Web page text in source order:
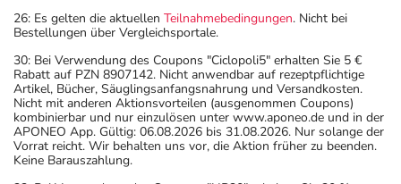
26: Es gelten die aktuellen Teilnahmebedingungen. Nicht bei
Bestellungen über Vergleichsportale.
30: Bei Verwendung des Coupons "Ciclopoli5" erhalten Sie 5 €
Rabatt auf PZN 8907142. Nicht anwendbar auf rezeptpflichtige
Artikel, Bücher, Säuglingsanfangsnahrung und Versandkosten.
Nicht mit anderen Aktionsvorteilen (ausgenommen Coupons)
kombinierbar und nur einzulösen unter www.aponeo.de und in der
APONEO App. Gültig: 06.08.2026 bis 31.08.2026. Nur solange der
Vorrat reicht. Wir behalten uns vor, die Aktion früher zu beenden.
Keine Barauszahlung.